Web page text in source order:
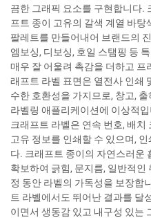
끔한 그래픽 요소를 구현합니다.
프트 종이 고유의 갈색 계열 바
팔레트를 만들어내어 브랜드의
엠보싱, 디보싱, 호일 스탬핑 등
매우 잘 어울려 촉감을 더하고 프
래프트 라벨 표면은 열전사 인쇄
수한 호환성을 가지므로, 창고,
라벨링 애플리케이션에 이상적
크래프트 라벨은 연속 번호, 배
고유 정보를 인쇄할 수 있으며,
다. 크래프트 종이의 자연스러운
확보하여 긁힘, 문지름, 일반적
정 동안 라벨의 가독성을 보장합
트 라벨에서도 뛰어난 결과를 달
이면서 생동감 있고 내구성 있는